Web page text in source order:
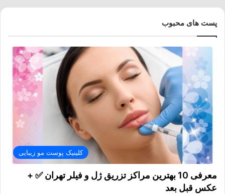
پست های محبوب
کلینیک پوست مو زیبایی
معرفی 10 بهترین مراکز تزریق ژل و فیلر تهران ✅ +
عکس قبل بعد